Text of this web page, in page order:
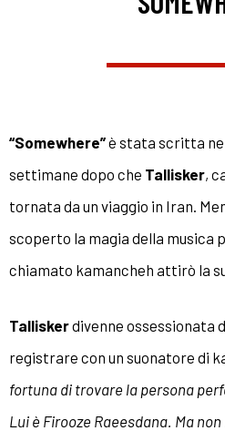
“Somewhere”è stata scritta
settimane dopo che Tallisker,
tornata da un viaggio in Iran.
scoperto la magia della musica
chiamato kamancheh attirò la
Talliskerdivenne ossessionata
registrare con un suonatore di
fortuna di trovare la persona
Lui è Firooze Raeesdana. Ma